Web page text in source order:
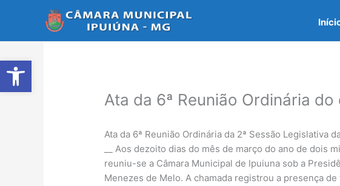
Abrir a barra de ferramentas
Ata da 6ª Reunião Ordinária
Ata da 6ª Reunião Ordinária da 2ª Sessão Legislativa
__ Aos dezoito dias do mês de março do ano de dois
reuniu-se a Câmara Municipal de Ipuiuna sob a
Menezes de Melo. A chamada registrou a presença